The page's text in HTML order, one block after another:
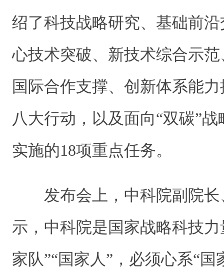
绍了科技战略研究、基础前
心技术突破、新技术综合示
国际合作支撑、创新体系能
八大行动，以及面向“双碳”
实施的18项重点任务。
发布会上，中科院副院长
示，中科院是国家战略科技
家队”“国家人”，必须心系“国